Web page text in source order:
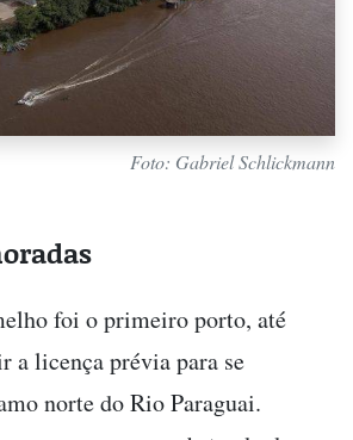
Foto: Gabriel Schlickmann
foi o primeiro porto, até
a licença prévia para se
norte do Rio Paraguai.